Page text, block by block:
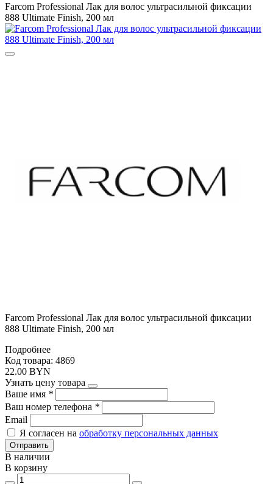
Farcom Professional Лак для волос ультрасильной фиксации
888 Ultimate Finish, 200 мл
Farcom Professional Лак для волос ультрасильной фиксации
888 Ultimate Finish, 200 мл
Подробнее
Код товара: 4869
22.00 BYN
Узнать цену товара
Ваше имя *
Ваш номер телефона *
Email
Я согласен на обработку персональных данных
Отправить
В наличии
В корзину